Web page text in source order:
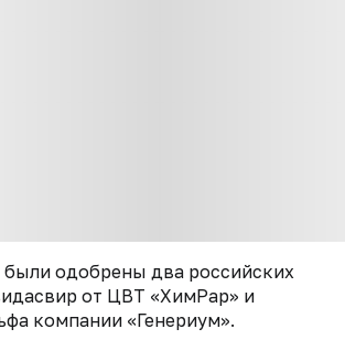
были одобрены два российских
от ЦВТ «ХимРар» и
компании «Генериум».